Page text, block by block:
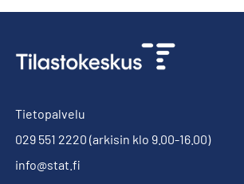
Tietopalvelu
029 551 2220 (arkisin klo 9.00-16.00)
info@stat.fi